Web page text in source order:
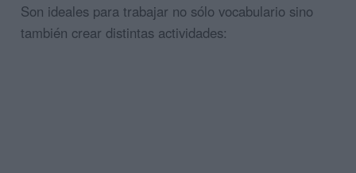
Son ideales para trabajar no sólo vocabulario sino
también crear distintas actividades: